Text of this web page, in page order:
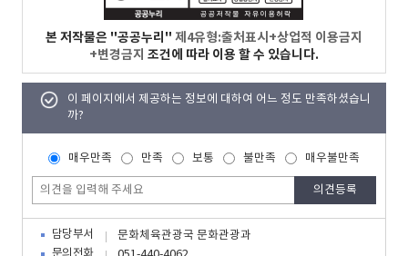
본 저작물은 "공공누리" 제4유형:출처표시+상업적 이용금지
+변경금지 조건에 따라 이용 할 수 있습니다.
이 페이지에서 제공하는 정보에 대하여 어느 정도 만족하셨습니
까?
매우만족 만족 보통 불만족 매우불만족
담당부서
문화체육관광국 문화관광과